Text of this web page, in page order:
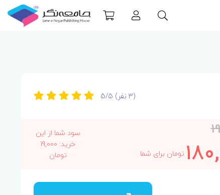
5/5 (3 نفر)
تومان برای شما
سود شما از این
خرید: 19,000
تومان